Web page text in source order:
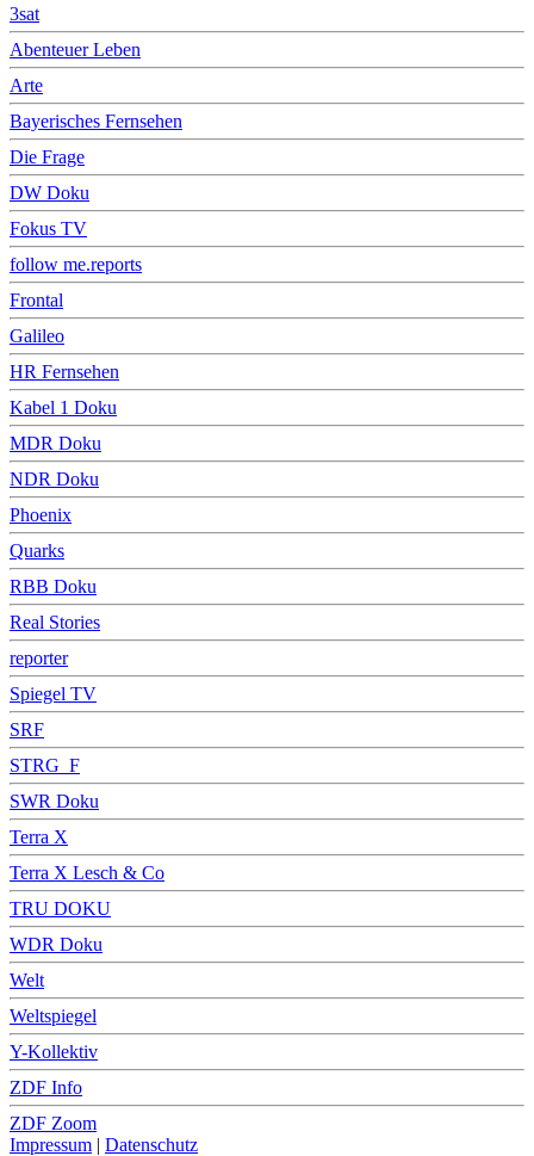
3sat
Abenteuer Leben
Arte
Bayerisches Fernsehen
Die Frage
DW Doku
Fokus TV
follow me.reports
Frontal
Galileo
HR Fernsehen
Kabel 1 Doku
MDR Doku
NDR Doku
Phoenix
Quarks
RBB Doku
Real Stories
reporter
Spiegel TV
SRF
STRG_F
SWR Doku
Terra X
Terra X Lesch & Co
TRU DOKU
WDR Doku
Welt
Weltspiegel
Y-Kollektiv
ZDF Info
ZDF Zoom
Impressum | Datenschutz